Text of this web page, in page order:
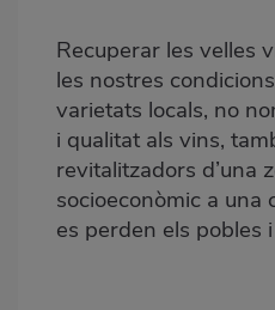
Recuperar les velles
les nostres
varietats locals, no
i qualitat als vins,
revitalitzadors d’una
socioeconòmic a una
es perden els pobles